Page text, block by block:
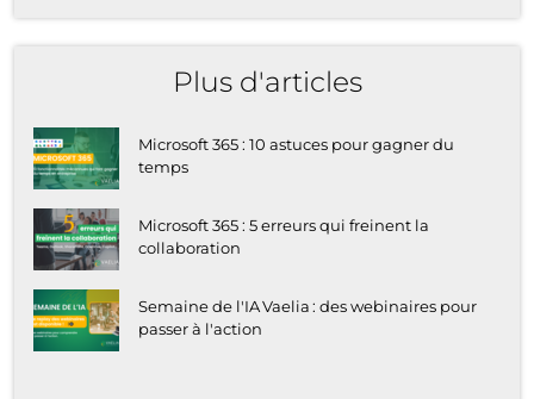
Plus d'articles
Microsoft 365 : 10 astuces pour gagner du
temps
Microsoft 365 : 5 erreurs qui freinent la
collaboration
Semaine de l'IA Vaelia : des webinaires pour
passer à l'action